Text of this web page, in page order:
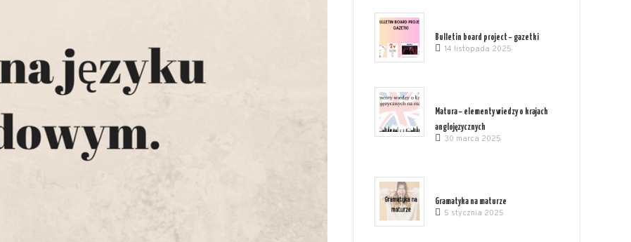
Bulletin board project – gazetki
14 listopada 2025
Matura – elementy wiedzy o krajach
anglojęzycznych
30 marca 2025
Gramatyka na maturze
5 stycznia 2025